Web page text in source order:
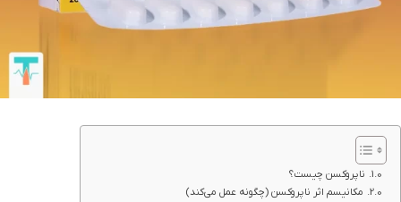
ناپروکسن چیست؟
مکانیسم اثر ناپروکسن (چگونه عمل می‌کند)